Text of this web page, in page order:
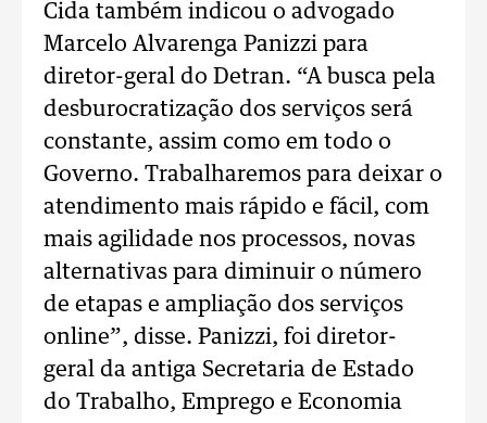
Cida também indicou o advogado
Marcelo Alvarenga Panizzi para
diretor-geral do Detran. “A busca pela
desburocratização dos serviços será
constante, assim como em todo o
Governo. Trabalharemos para deixar o
atendimento mais rápido e fácil, com
mais agilidade nos processos, novas
alternativas para diminuir o número
de etapas e ampliação dos serviços
online”, disse. Panizzi, foi diretor-
geral da antiga Secretaria de Estado
do Trabalho, Emprego e Economia